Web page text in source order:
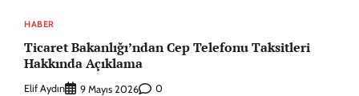
HABER
Ticaret Bakanlığı’ndan Cep Telefonu Taksitleri
Hakkında Açıklama
Elif Aydın 9 Mayıs 2026 0